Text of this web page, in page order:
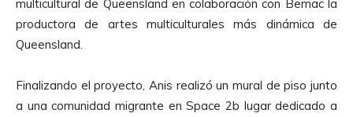
multicultural de Queensland en colaboración con Bemac la
productora de artes multiculturales más dinámica de
Queensland.
Finalizando el proyecto, Anis realizó un mural de piso junto
a una comunidad migrante en Space 2b lugar dedicado a